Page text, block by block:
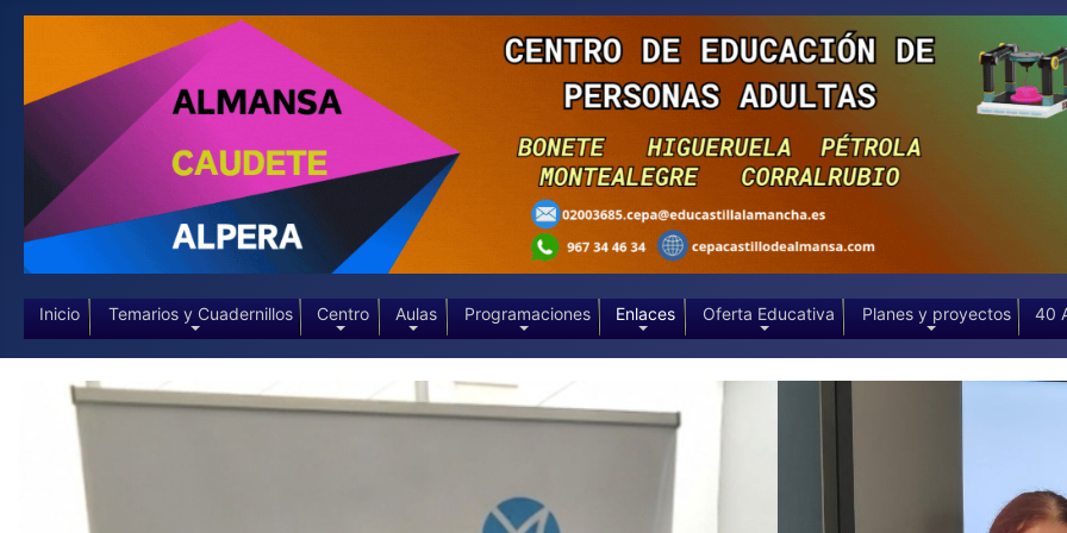
Inicio Temarios y Cuadernillos Centro Aulas Programaciones Enlaces Oferta Educativa Planes y proyectos 40